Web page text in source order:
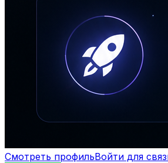
Смотреть профильВойти для